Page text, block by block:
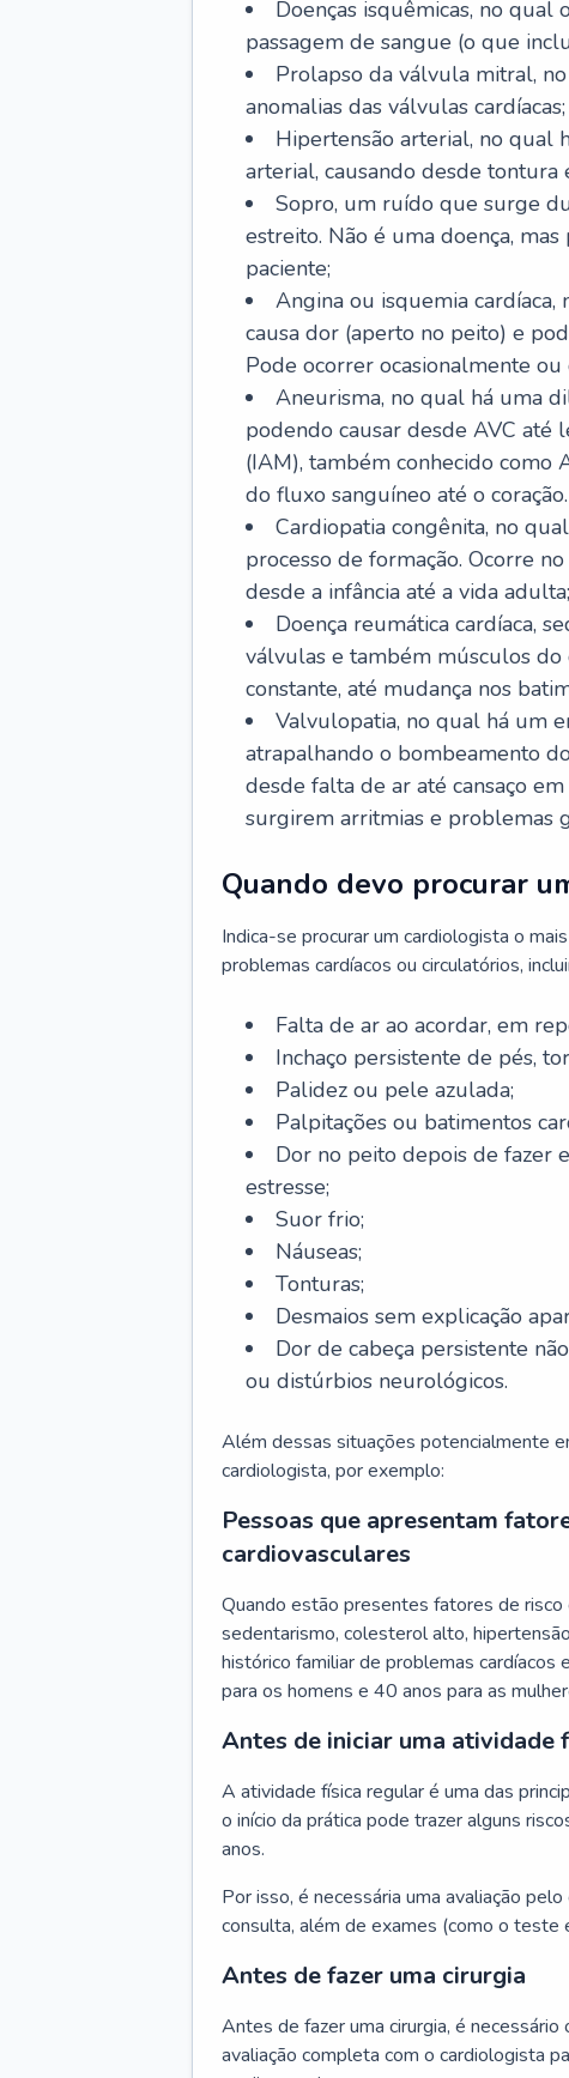
Doenças isquêmicas, no
passagem de sangue (o que
Prolapso da válvula mitral,
anomalias das válvulas cardíacas;
Hipertensão arterial, no qual
arterial, causando desde
Sopro, um ruído que surge
estreito. Não é uma doença,
paciente;
Angina ou isquemia
causa dor (aperto no peito) e
Pode ocorrer ocasionalmente
Aneurisma, no qual há uma
podendo causar desde AVC até
(IAM), também conhecido como
do fluxo sanguíneo até o
Cardiopatia congênita, no
processo de formação. Ocorre
desde a infância até a vida adulta;
Doença reumática cardíaca,
válvulas e também músculos do
constante, até mudança nos
Valvulopatia, no qual há um
atrapalhando o bombeamento
desde falta de ar até cansaço
surgirem arritmias e problemas
Quando devo procurar
Indica-se procurar um cardiologista o
problemas cardíacos ou circulatórios,
Falta de ar ao acordar, em
Inchaço persistente de pés,
Palidez ou pele azulada;
Palpitações ou batimentos
Dor no peito depois de fazer
estresse;
Suor frio;
Náuseas;
Tonturas;
Desmaios sem explicação
Dor de cabeça persistente
ou distúrbios neurológicos.
Além dessas situações potencialmente
cardiologista, por exemplo:
Pessoas que apresentam
cardiovasculares
Quando estão presentes fatores de
sedentarismo, colesterol alto,
histórico familiar de problemas cardíacos
para os homens e 40 anos para as
Antes de iniciar uma atividade
A atividade física regular é uma das
o início da prática pode trazer alguns
anos.
Por isso, é necessária uma avaliação
consulta, além de exames (como o teste
Antes de fazer uma cirurgia
Antes de fazer uma cirurgia, é
avaliação completa com o cardiologista